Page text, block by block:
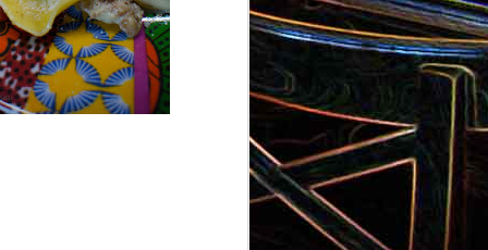
Gnocchi au pesto de
pistaches